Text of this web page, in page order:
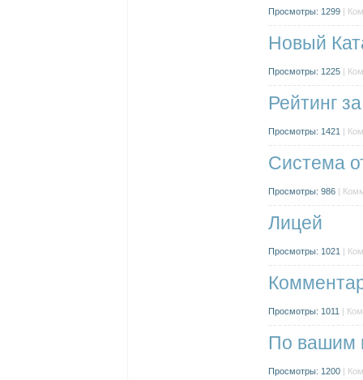
Просмотры: 1299 |
Новый
Просмотры: 1225 |
Рейтинг
Просмотры: 1421 |
Система
Просмотры: 986 |
Лицей
Просмотры: 1021 |
Просмотры: 1011 |
По вашим
Просмотры: 1200 |